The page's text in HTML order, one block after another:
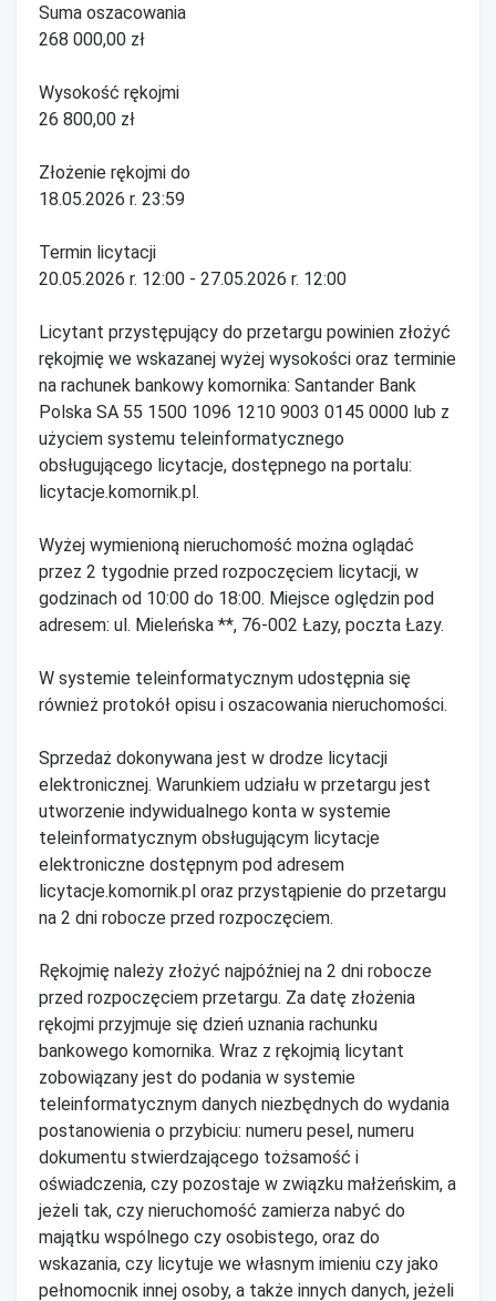
Suma oszacowania
268 000,00 zł
Wysokość rękojmi
26 800,00 zł
Złożenie rękojmi do
18.05.2026 r. 23:59
Termin licytacji
20.05.2026 r. 12:00 - 27.05.2026 r. 12:00
Licytant przystępujący do przetargu powinien złożyć
rękojmię we wskazanej wyżej wysokości oraz terminie
na rachunek bankowy komornika: Santander Bank
Polska SA 55 1500 1096 1210 9003 0145 0000 lub z
użyciem systemu teleinformatycznego
obsługującego licytacje, dostępnego na portalu:
licytacje.komornik.pl.
Wyżej wymienioną nieruchomość można oglądać
przez 2 tygodnie przed rozpoczęciem licytacji, w
godzinach od 10:00 do 18:00. Miejsce oględzin pod
adresem: ul. Mieleńska **, 76-002 Łazy, poczta Łazy.
W systemie teleinformatycznym udostępnia się
również protokół opisu i oszacowania nieruchomości.
Sprzedaż dokonywana jest w drodze licytacji
elektronicznej. Warunkiem udziału w przetargu jest
utworzenie indywidualnego konta w systemie
teleinformatycznym obsługującym licytacje
elektroniczne dostępnym pod adresem
licytacje.komornik.pl oraz przystąpienie do przetargu
na 2 dni robocze przed rozpoczęciem.
Rękojmię należy złożyć najpóźniej na 2 dni robocze
przed rozpoczęciem przetargu. Za datę złożenia
rękojmi przyjmuje się dzień uznania rachunku
bankowego komornika. Wraz z rękojmią licytant
zobowiązany jest do podania w systemie
teleinformatycznym danych niezbędnych do wydania
postanowienia o przybiciu: numeru pesel, numeru
dokumentu stwierdzającego tożsamość i
oświadczenia, czy pozostaje w związku małżeńskim, a
jeżeli tak, czy nieruchomość zamierza nabyć do
majątku wspólnego czy osobistego, oraz do
wskazania, czy licytuje we własnym imieniu czy jako
pełnomocnik innej osoby, a także innych danych, jeżeli